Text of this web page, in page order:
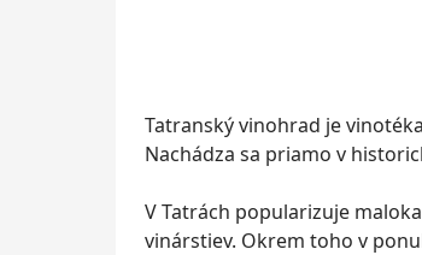
Tatranský vinohrad je
Nachádza sa priamo v
V Tatrách popularizuje
vinárstiev. Okrem toho v